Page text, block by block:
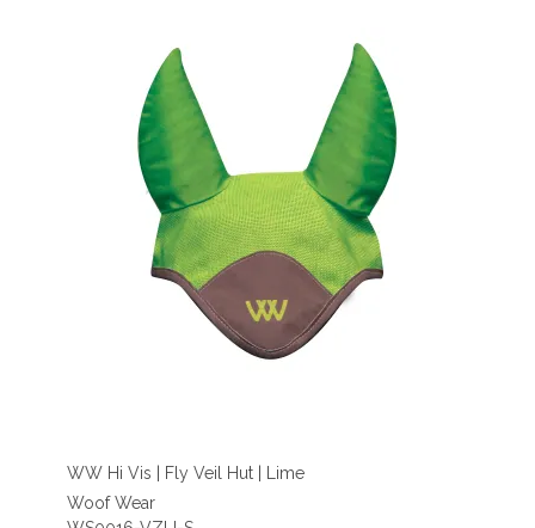
WW Hi Vis | Fly Veil Hut | Lime
Woof Wear